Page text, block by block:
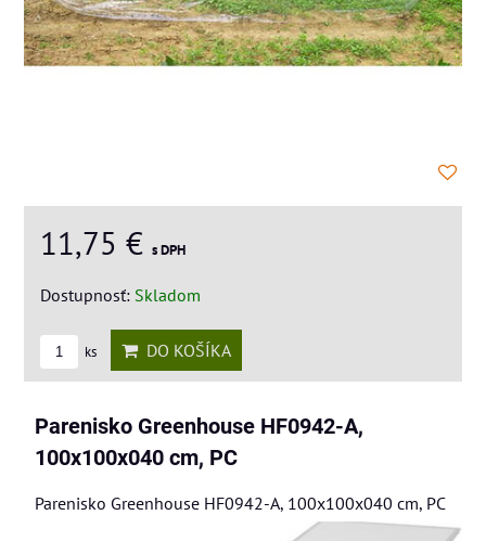
11,75 € s DPH
Dostupnosť: Skladom
ks DO KOŠÍKA
Parenisko Greenhouse HF0942-A,
100x100x040 cm, PC
Parenisko Greenhouse HF0942-A, 100x100x040 cm, PC